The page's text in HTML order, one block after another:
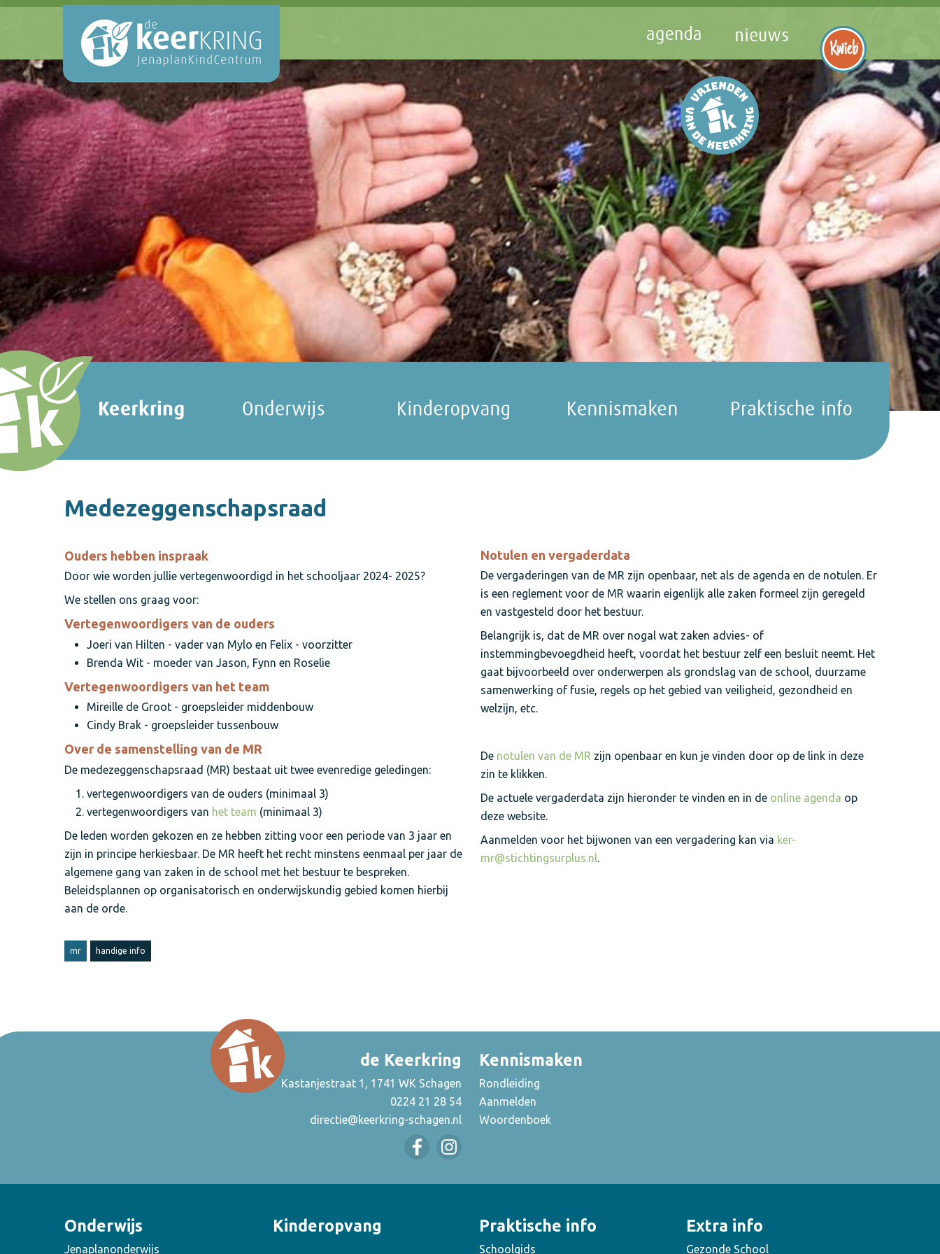
Medezeggenschapsraad
Ouders hebben inspraak
Door wie worden jullie vertegenwoordigd in het schooljaar 2024- 2025?
We stellen ons graag voor:
Vertegenwoordigers van de ouders
Joeri van Hilten - vader van Mylo en Felix - voorzitter
Brenda Wit - moeder van Jason, Fynn en Roselie
Vertegenwoordigers van het team
Mireille de Groot - groepsleider middenbouw
Cindy Brak - groepsleider tussenbouw
Over de samenstelling van de MR
De medezeggenschapsraad (MR) bestaat uit twee evenredige geledingen:
vertegenwoordigers van de ouders (minimaal 3)
vertegenwoordigers van het team (minimaal 3)
De leden worden gekozen en ze hebben zitting voor een periode van 3 jaar en
zijn in principe herkiesbaar. De MR heeft het recht minstens eenmaal per jaar de
algemene gang van zaken in de school met het bestuur te bespreken.
Beleidsplannen op organisatorisch en onderwijskundig gebied komen hierbij
aan de orde.
Notulen en vergaderdata
De vergaderingen van de MR zijn openbaar, net als de agenda en de notulen. Er
is een reglement voor de MR waarin eigenlijk alle zaken formeel zijn geregeld
en vastgesteld door het bestuur.
Belangrijk is, dat de MR over nogal wat zaken advies- of
instemmingbevoegdheid heeft, voordat het bestuur zelf een besluit neemt. Het
gaat bijvoorbeeld over onderwerpen als grondslag van de school, duurzame
samenwerking of fusie, regels op het gebied van veiligheid, gezondheid en
welzijn, etc.
De notulen van de MR zijn openbaar en kun je vinden door op de link in deze
zin te klikken.
De actuele vergaderdata zijn hieronder te vinden en in de online agenda op
deze website.
Aanmelden voor het bijwonen van een vergadering kan via ker-
mr@stichtingsurplus.nl.
mr handige info
de Keerkring
Kastanjestraat 1, 1741 WK Schagen
0224 21 28 54
directie@keerkring-schagen.nl
Kennismaken
Rondleiding
Aanmelden
Woordenboek
Onderwijs
Jenaplanonderwijs
Kinderopvang Praktische info
Schoolgids
Extra info
Gezonde School